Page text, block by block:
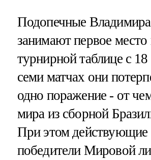
Подопечные
занимают первое место
турнирной таблице с
семи матчах они
одно поражение - от
мира из сборной
При этом действующие
победители Мировой